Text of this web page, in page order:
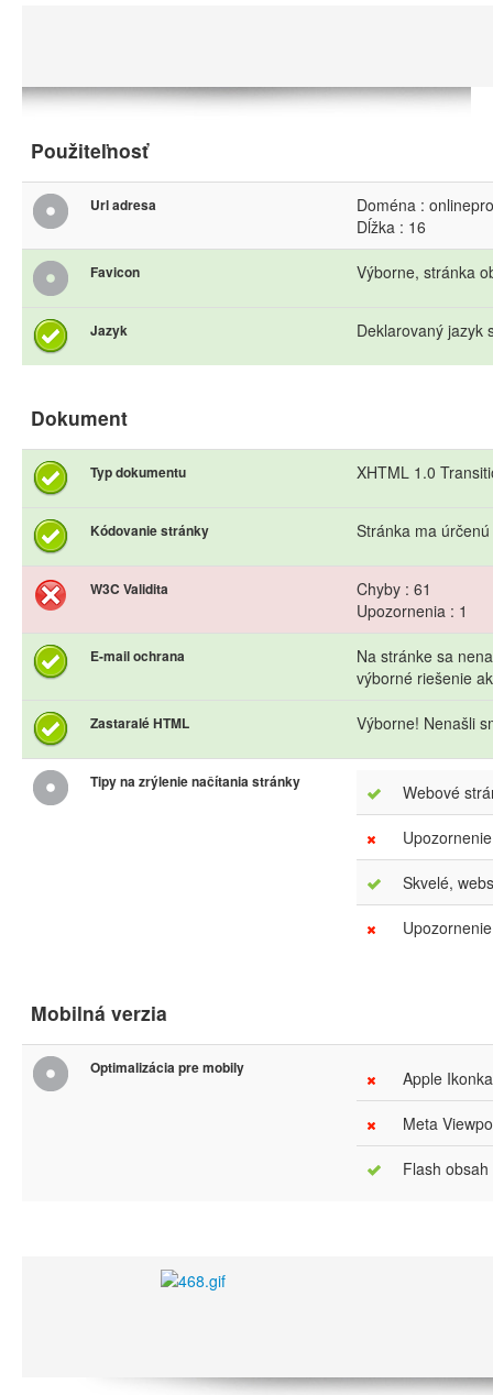
Použiteľnosť
Url adresa
Doména :
Dĺžka : 16
Favicon Výborne, stránka
Jazyk Deklarovaný jazyk
Dokument
Typ dokumentu XHTML 1.0
Kódovanie stránky Stránka ma
W3C Validita
Chyby : 61
Upozornenia : 1
E-mail ochrana
Na stránke sa
výborné riešenie
Zastaralé HTML Výborne! Nenašli
Tipy na zrýlenie načítania stránky Webové
Skvelé,
Mobilná verzia
Optimalizácia pre mobily Apple Ikonka
Meta
Flash obsah